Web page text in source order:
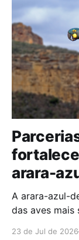
arara-
A arara-azul-
das aves mais
23 de Jul de 2026